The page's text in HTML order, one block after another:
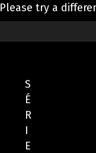
S
É
R
I
E
try a